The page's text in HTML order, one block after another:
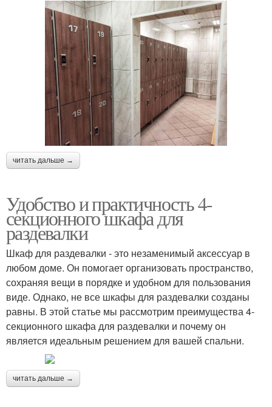
читать дальше →
Удобство и практичность 4-
секционного шкафа для
раздевалки
Шкаф для раздевалки - это незаменимый аксессуар в
любом доме. Он помогает организовать пространство,
сохраняя вещи в порядке и удобном для пользования
виде. Однако, не все шкафы для раздевалки созданы
равны. В этой статье мы рассмотрим преимущества 4-
секционного шкафа для раздевалки и почему он
является идеальным решением для вашей спальни.
читать дальше →